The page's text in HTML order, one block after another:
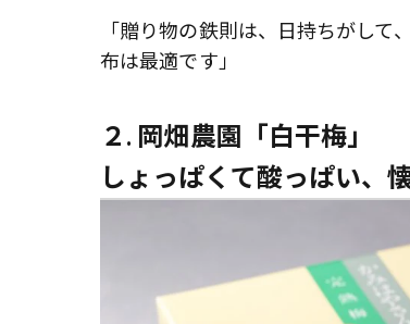
「贈り物の鉄則は、日持ちがし
布は最適です」
２. 岡畑農園「白干梅」
しょっぱくて酸っぱい、